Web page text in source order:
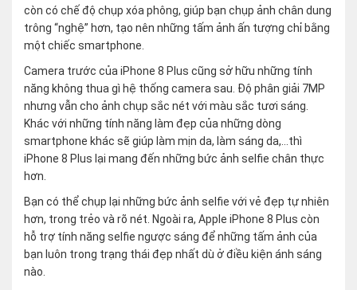
còn có chế độ chụp xóa phông, giúp bạn chụp ảnh chân dung
trông “nghệ” hơn, tạo nên những tấm ảnh ấn tượng chỉ bằng
một chiếc smartphone.
Camera trước của iPhone 8 Plus cũng sở hữu những tính
năng không thua gì hệ thống camera sau. Độ phân giải 7MP
nhưng vẫn cho ảnh chụp sắc nét với màu sắc tươi sáng.
Khác với những tính năng làm đẹp của những dòng
smartphone khác sẽ giúp làm mịn da, làm sáng da,…thì
iPhone 8 Plus lại mang đến những bức ảnh selfie chân thực
hơn.
Bạn có thể chụp lại những bức ảnh selfie với vẻ đẹp tự nhiên
hơn, trong trẻo và rõ nét. Ngoài ra, Apple iPhone 8 Plus còn
hỗ trợ tính năng selfie ngược sáng để những tấm ảnh của
bạn luôn trong trạng thái đẹp nhất dù ở điều kiện ánh sáng
nào.